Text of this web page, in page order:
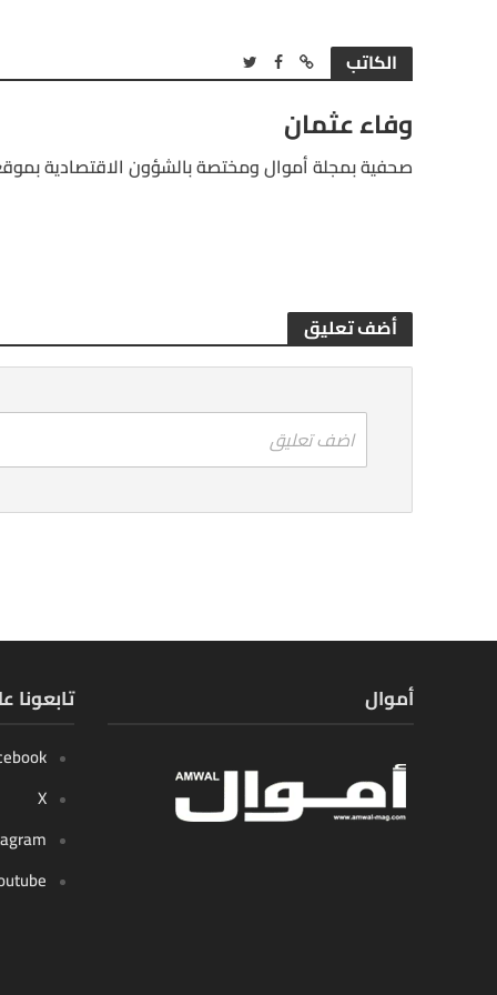
الكاتب
وفاء عثمان
صحفية بمجلة أموال ومختصة بالشؤون الاقتصادية
أضف تعليق
اضف تعليق
تابعونا
X
أموال